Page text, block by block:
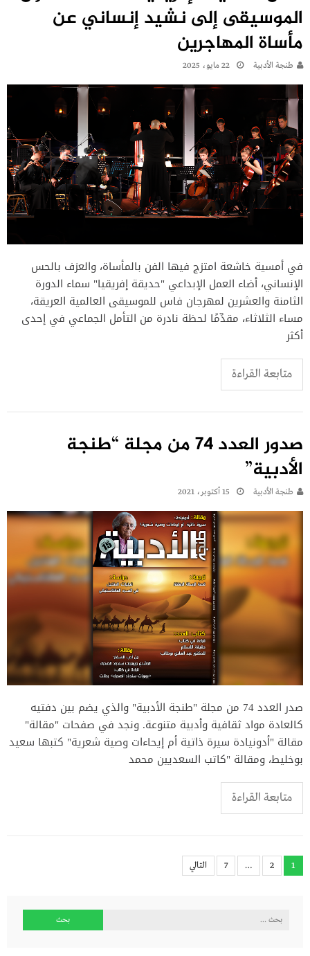
الموسيقى إلى نشيد إنساني عن
مأساة المهاجرين
طنجة الأدبية 22 مايو، 2025
في أمسية خاشعة امتزج فيها الفن بالمأساة، والعزف بالحس
الإنساني، أضاء العمل الإبداعي "حديقة إفريقيا" سماء الدورة
الثامنة والعشرين لمهرجان فاس للموسيقى العالمية العريقة،
مساء الثلاثاء، مقدِّمًا لحظة نادرة من التأمل الجماعي في إحدى
أكثر
متابعة القراءة
صدور العدد 74 من مجلة “طنجة
الأدبية”
طنجة الأدبية 15 أكتوبر، 2021
صدر العدد 74 من مجلة "طنجة الأدبية" والذي يضم بين دفتيه
كالعادة مواد ثقافية وأدبية متنوعة. ونجد في صفحات "مقالة"
مقالة "أدونيادة سيرة ذاتية أم إيحاءات وصية شعرية" كتبها سعيد
بوخليط، ومقالة "كاتب السعديين محمد
متابعة القراءة
Posts
pagination
1
2
…
7 التالي
البحث